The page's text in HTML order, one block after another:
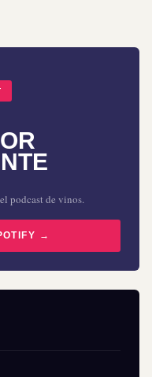
podcast de vinos.
→